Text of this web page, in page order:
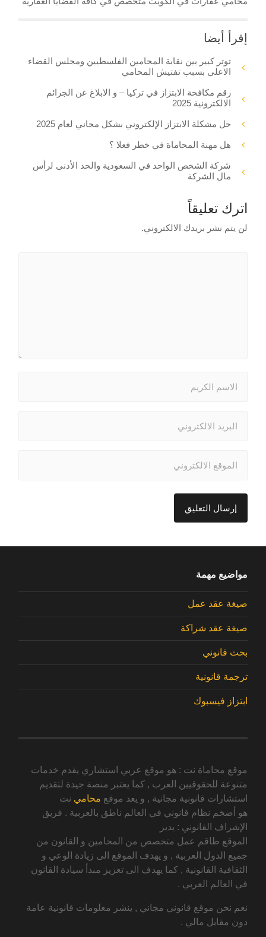
إقرأ أيضا
توتر كبير بين نقابة المحامين الفلسطيين ومجلس القضاء
الاعلى بسبب تفتيش المحامي
رقم مكافحة الابتزاز في تركيا – و الابلاغ عن الجرائم
الالكترونية 2025
حل مشكلة الابتزاز الإلكتروني بشكل مجاني لعام 2025
هل مهنة المحاماة في خطر فعلا ؟
شركة الشخص الواحد في السعودية والحد الأدنى لرأس
مال الشركة
اترك تعليقاً
لن يتم نشر بريدك الالكتروني.
مواضيع مهمة
صيغة عقد عمل
صيغة عقد شراكة
بحث قانوني
ترجمة قانونية
ابتزاز فيسبوك
موقع محاماة نت : هو موقع عربي استشاري يقدم خدمات
متنوعة للحقوقيين العرب , كما يعتبر منصة جيدة لتقديم
استشارات قانونية مجانية , و يعد موقع محامي نت
هو أضخم نظام قانوني في العالم ناطق بالعربية . فريق
الإشراف القانوني : يدير
الموقع طاقم عمل متخصص من المحامين و القانون من
جميع الدول العربية , و يهدف الموقع الى زيادة الوعي و
الثقافية القانونية , كما يهدف الى تعزيز مبدأ سيادة القانون
في العالم العربي .
نعم نحن موقع قانوني مجاني , ينشر معلومات قانونية عامة
دون مقابل مالي .